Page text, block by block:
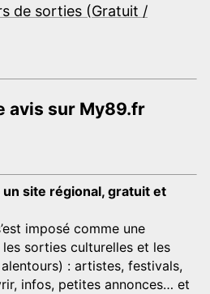
de sorties (Gratuit /
avis sur My89.fr
site régional, gratuit et
imposé comme une
sorties culturelles et les
: artistes, festivals,
infos, petites annonces… et